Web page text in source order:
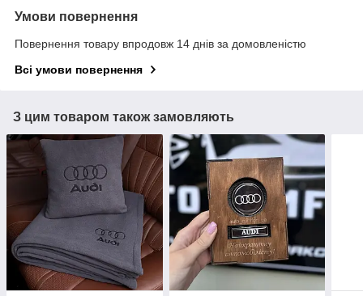
Умови повернення
Повернення товару впродовж 14 днів за домовленістю
Всі умови повернення
З цим товаром також замовляють